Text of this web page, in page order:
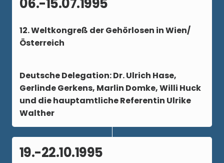
12. Weltkongreß der Gehörlosen in Wien/
Österreich
Deutsche Delegation: Dr. Ulrich Hase,
Gerlinde Gerkens, Marlin Domke, Willi Huck
und die hauptamtliche Referentin Ulrike
Walther
19.-22.10.1995